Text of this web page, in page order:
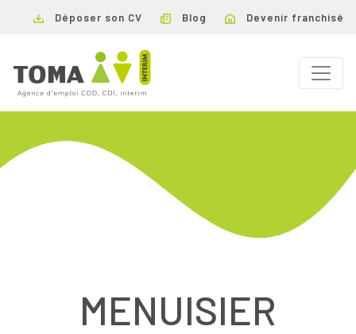
Déposer son CV Blog Devenir franchisé
MENUISIER